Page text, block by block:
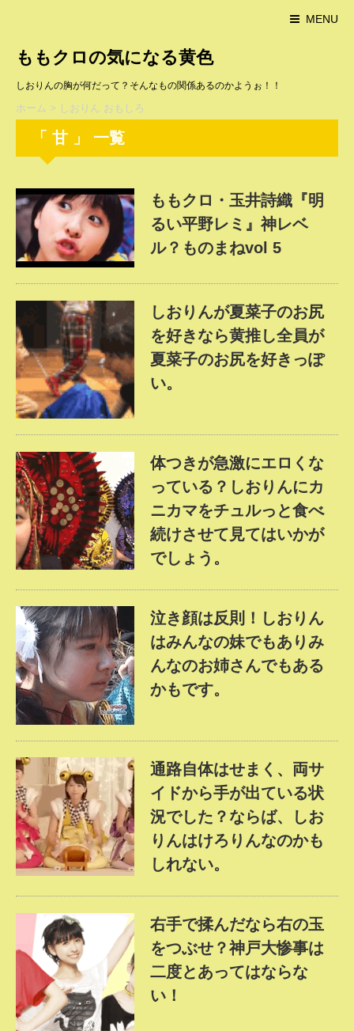
MENU
ももクロの気になる黄色
しおりんの胸が何だって？そんなもの関係あるのかようぉ！！
ホーム > しおりん おもしろ
「 甘 」 一覧
ももクロ・玉井詩織『明
るい平野レミ』神レベ
ル？ものまねvol 5
しおりんが夏菜子のお尻
を好きなら黄推し全員が
夏菜子のお尻を好きっぽ
い。
体つきが急激にエロくな
っている？しおりんにカ
ニカマをチュルっと食べ
続けさせて見てはいかが
でしょう。
泣き顔は反則！しおりん
はみんなの妹でもありみ
んなのお姉さんでもある
かもです。
通路自体はせまく、両サ
イドから手が出ている状
況でした？ならば、しお
りんはけろりんなのかも
しれない。
右手で揉んだなら右の玉
をつぶせ？神戸大惨事は
二度とあってはならな
い！